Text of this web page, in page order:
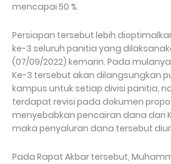
mencapai 50 %.
Persiapan tersebut lebih
ke-3 seluruh panitia yang
(07/09/2022) kemarin. Pada
Ke-3 tersebut akan dilangsungkan
kampus untuk setiap divisi panitia,
terdapat revisi pada dokumen
menyebabkan pencairan dana dari
maka penyaluran dana tersebut
Pada Rapat Akbar tersebut,